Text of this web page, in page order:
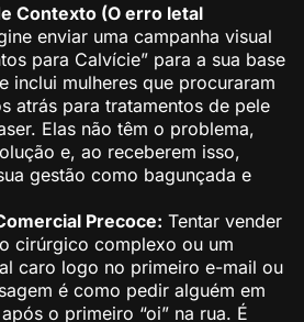
Contexto (O erro letal
enviar uma campanha visual
para Calvície” para a sua base
inclui mulheres que procuraram
atrás para tratamentos de pele
Elas não têm o problema,
e, ao receberem isso,
gestão como bagunçada e
Precoce: Tentar vender
cirúrgico complexo ou um
caro logo no primeiro e-mail ou
é como pedir alguém em
o primeiro “oi” na rua. É